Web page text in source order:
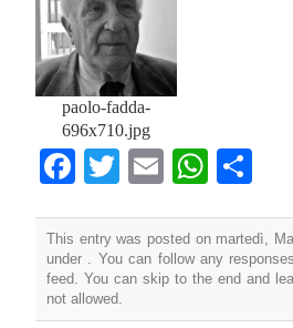
paolo-fadda-
696x710.jpg
Facebook
Twitter
Email
This entry was posted on martedì,
under . You can follow any
feed. You can skip to the end and
not allowed.